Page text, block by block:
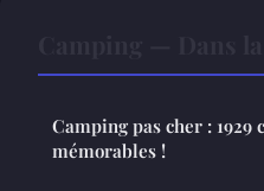
Camping pas cher : 1929
mémorables !